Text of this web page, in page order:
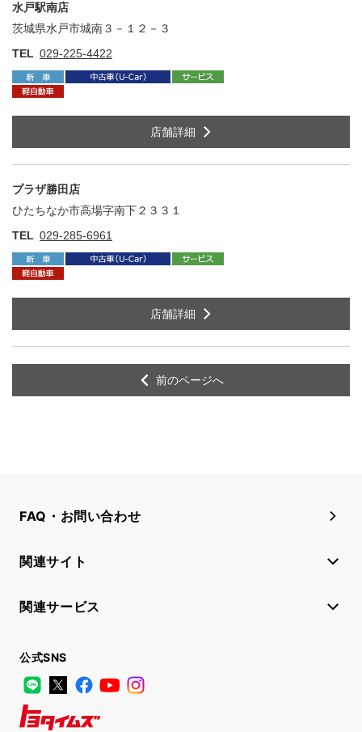
水戸駅南店
茨城県水戸市城南３－１２－３
TEL 029-225-4422
店舗詳細
プラザ勝田店
ひたちなか市高場字南下２３３１
TEL 029-285-6961
店舗詳細
前のページへ
FAQ・お問い合わせ
関連サイト
関連サービス
公式SNS
LINE
X FacebookYouTube